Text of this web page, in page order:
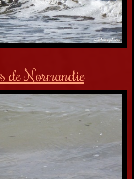
de Normandie